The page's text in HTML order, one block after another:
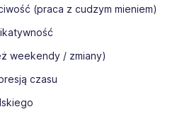
(praca z cudzym mieniem)
weekendy / zmiany)
czasu